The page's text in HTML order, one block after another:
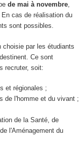
de mai à novembre,
cas de réalisation du
sont possibles.
choisie par les étudiants
Ce sont
recruter, soit:
et régionales ;
de l'homme et du vivant ;
de la Santé, de
l'Aménagement du